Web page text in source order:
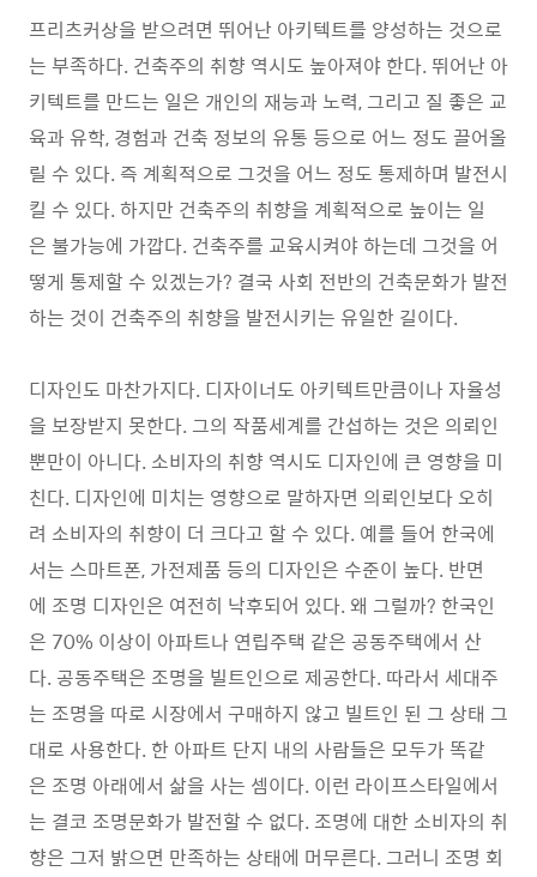
프리츠커상을 받으려면 뛰어난 아키텍트를 양성하는 것으로
는 부족하다. 건축주의 취향 역시도 높아져야 한다. 뛰어난 아
키텍트를 만드는 일은 개인의 재능과 노력, 그리고 질 좋은 교
육과 유학, 경험과 건축 정보의 유통 등으로 어느 정도 끌어올
릴 수 있다. 즉 계획적으로 그것을 어느 정도 통제하며 발전시
킬 수 있다. 하지만 건축주의 취향을 계획적으로 높이는 일
은 불가능에 가깝다. 건축주를 교육시켜야 하는데 그것을 어
떻게 통제할 수 있겠는가? 결국 사회 전반의 건축문화가 발전
하는 것이 건축주의 취향을 발전시키는 유일한 길이다.
디자인도 마찬가지다. 디자이너도 아키텍트만큼이나 자율성
을 보장받지 못한다. 그의 작품세계를 간섭하는 것은 의뢰인
뿐만이 아니다. 소비자의 취향 역시도 디자인에 큰 영향을 미
친다. 디자인에 미치는 영향으로 말하자면 의뢰인보다 오히
려 소비자의 취향이 더 크다고 할 수 있다. 예를 들어 한국에
서는 스마트폰, 가전제품 등의 디자인은 수준이 높다. 반면
에 조명 디자인은 여전히 낙후되어 있다. 왜 그럴까? 한국인
은 70% 이상이 아파트나 연립주택 같은 공동주택에서 산
다. 공동주택은 조명을 빌트인으로 제공한다. 따라서 세대주
는 조명을 따로 시장에서 구매하지 않고 빌트인 된 그 상태 그
대로 사용한다. 한 아파트 단지 내의 사람들은 모두가 똑같
은 조명 아래에서 삶을 사는 셈이다. 이런 라이프스타일에서
는 결코 조명문화가 발전할 수 없다. 조명에 대한 소비자의 취
향은 그저 밝으면 만족하는 상태에 머무른다. 그러니 조명 회